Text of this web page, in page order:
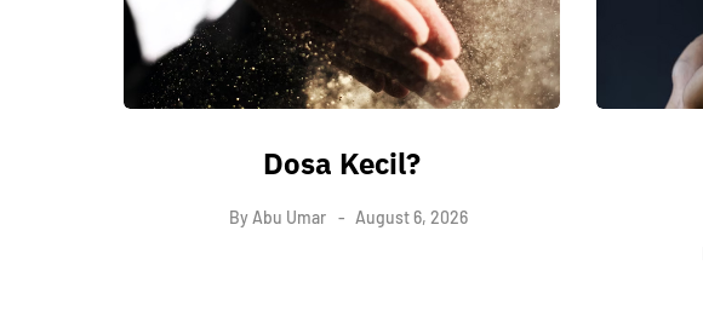
Dosa Kecil?
ByAbu Umar August 6, 2026